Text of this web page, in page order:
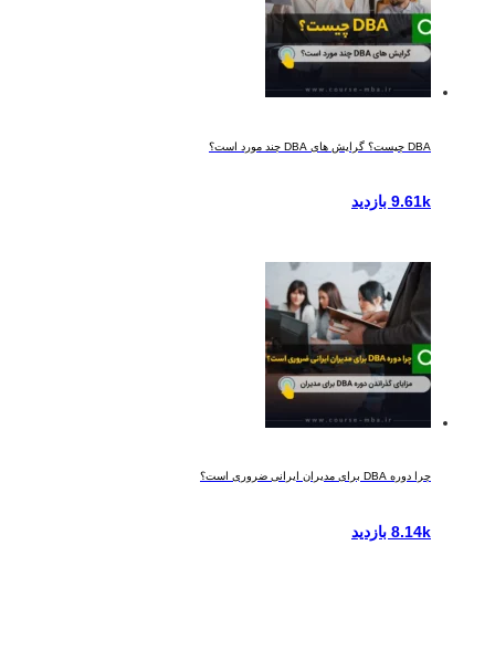
DBA چیست؟ گرایش های DBA چند مورد است؟
9.61k بازدید
چرا دوره DBA برای مدیران ایرانی ضروری است؟
8.14k بازدید